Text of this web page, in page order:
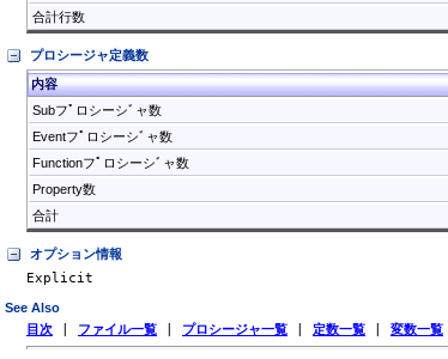
合計行数
プロシージャ定義数
内容
Subフﾟロシーシﾞャ数
Eventフﾟロシーシﾞャ数
Functionフﾟロシーシﾞャ数
Property数
合計
オプション情報
Explicit
See Also
目次 ファイル一覧 プロシージャ一覧 定数一覧 変数一覧